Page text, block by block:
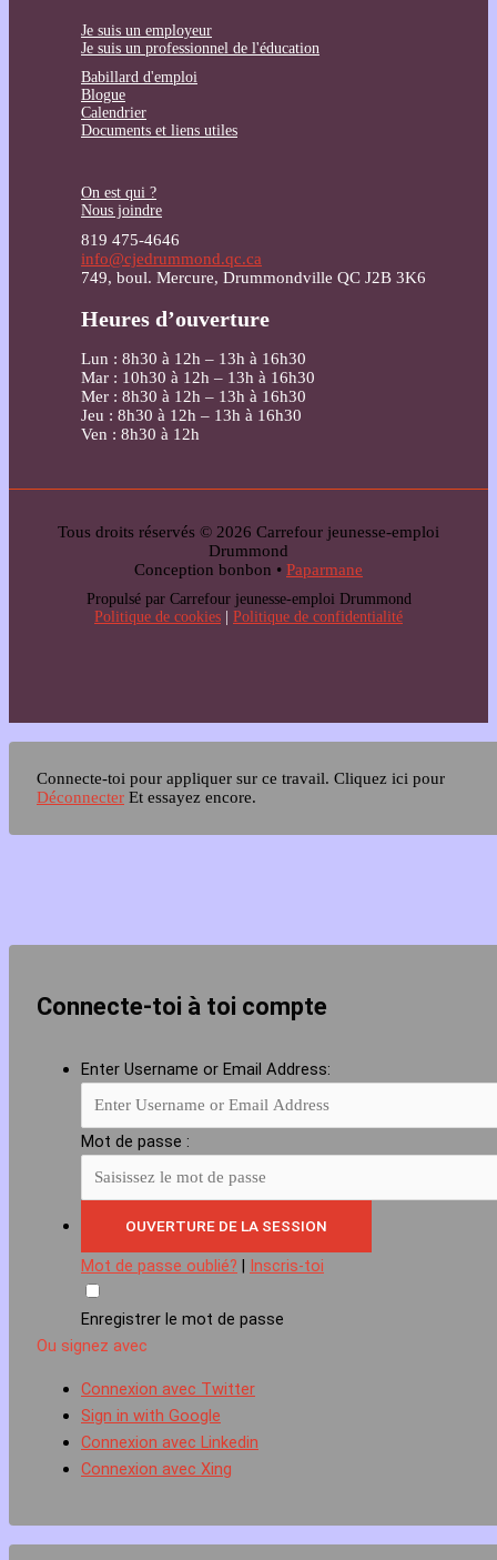
Je suis un employeur
Je suis un professionnel de l'éducation
Babillard d'emploi
Blogue
Calendrier
Documents et liens utiles
On est qui ?
Nous joindre
819 475-4646
info@cjedrummond.qc.ca
749, boul. Mercure, Drummondville QC J2B 3K6
Heures d’ouverture
Lun : 8h30 à 12h – 13h à 16h30
Mar : 10h30 à 12h – 13h à 16h30
Mer : 8h30 à 12h – 13h à 16h30
Jeu : 8h30 à 12h – 13h à 16h30
Ven : 8h30 à 12h
Tous droits réservés © 2026 Carrefour jeunesse-emploi
Drummond
Conception bonbon • Paparmane
Propulsé par Carrefour jeunesse-emploi Drummond
Politique de cookies
Politique de confidentialité
Connecte-toi pour appliquer sur ce travail. Cliquez ici pour
Déconnecter Et essayez encore.
Connecte-toi à toi compte
Enter Username or Email Address:
Mot de passe :
Mot de passe oublié? | Inscris-toi
Enregistrer le mot de passe
Ou signez avec
Connexion avec Twitter
Sign in with Google
Connexion avec Linkedin
Connexion avec Xing